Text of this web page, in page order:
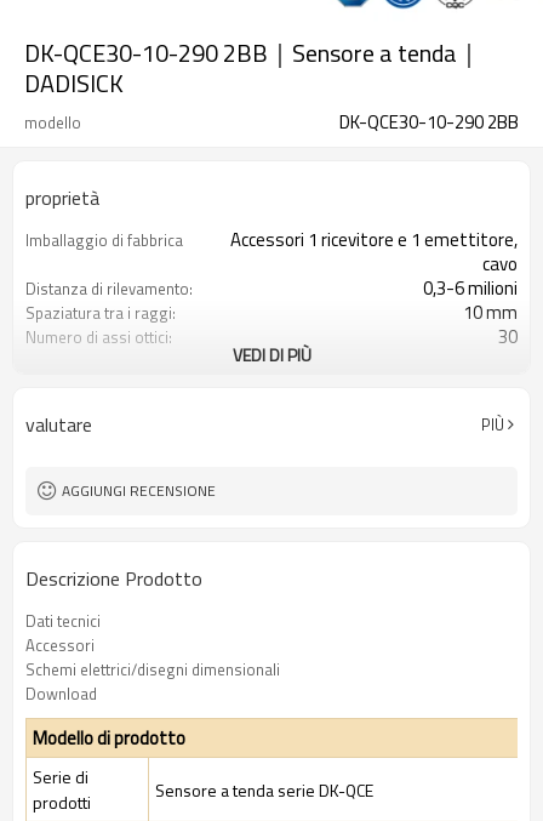
DK-QCE30-10-290 2BB｜Sensore a tenda｜
DADISICK
modello DK-QCE30-10-290 2BB
proprietà
Imballaggio di fabbrica
Accessori 1 ricevitore e 1 emettitore,
cavo
Distanza di rilevamento: 0,3-6 milioni
Spaziatura tra i raggi: 10 mm
Numero di assi ottici: 30
Spina di interfaccia Dotato di connettore M12
Certificazione:
VEDI DI PIÙ
valutare PIÙ
AGGIUNGI RECENSIONE
Descrizione Prodotto
Dati tecnici
Accessori
Schemi elettrici/disegni dimensionali
Download
Modello di prodotto
Serie di
prodotti
Sensore a tenda serie DK-QCE